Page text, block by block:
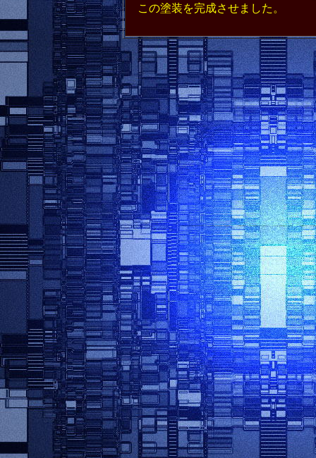
この塗装を完成させました。